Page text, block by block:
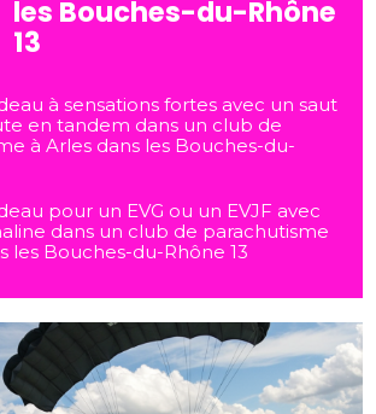
les Bouches-du-Rhône
13
à sensations fortes avec un saut
en tandem dans un club de
à Arles dans les Bouches-du-
pour un EVG ou un EVJF avec
dans un club de parachutisme
les Bouches-du-Rhône 13